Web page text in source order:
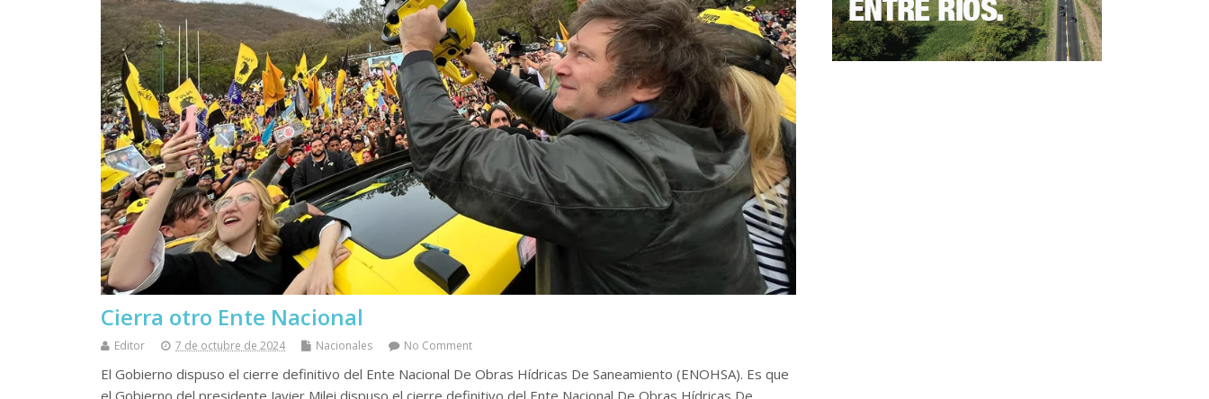
Cierra otro Ente Nacional
Editor 7 de octubre de 2024 Nacionales No Comment
El Gobierno dispuso el cierre definitivo del Ente Nacional De Obras Hídricas De Saneamiento (ENOHSA). Es que
el Gobierno del presidente Javier Milei dispuso el cierre definitivo del Ente Nacional De Obras Hídricas De